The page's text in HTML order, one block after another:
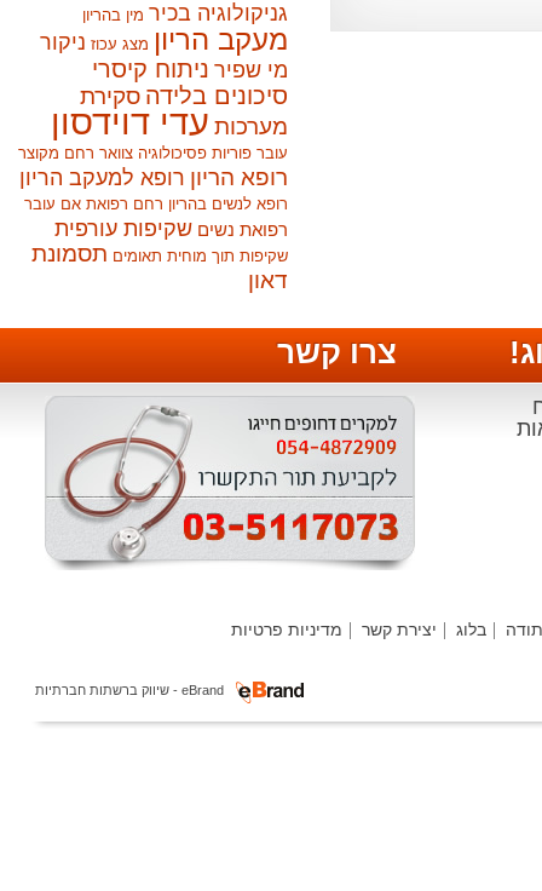
גניקולוגיה בכיר מין בהריון
מעקב הריון מצג עכוז ניקור
מי שפיר ניתוח קיסרי
סיכונים בלידהסקירת
מערכותעדי דוידסון
עובר פוריות פסיכולוגיה צוואר רחם מקוצר
רופא הריון רופא למעקב הריון
רופא לנשים בהריון רחם רפואת אם עובר
רפואת נשים שקיפות עורפית
שקיפות תוך מוחית תאומים תסמונת
דאון
צרו קשר
בלוג יצירת קשר מדיניות פרטיות
eBrand - שיווק ברשתות חברתיות